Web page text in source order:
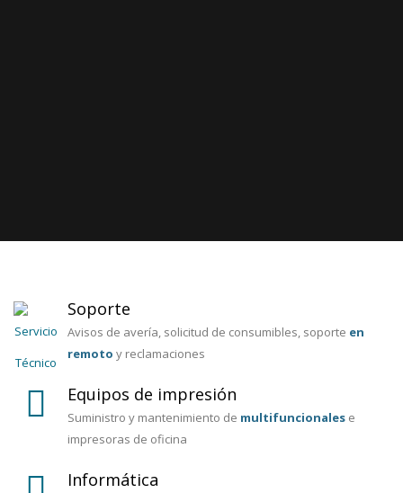
Soporte
Avisos de avería, solicitud de consumibles, soporte en
remoto y reclamaciones
Equipos de impresión
Suministro y mantenimiento de multifuncionales e
impresoras de oficina
Informática